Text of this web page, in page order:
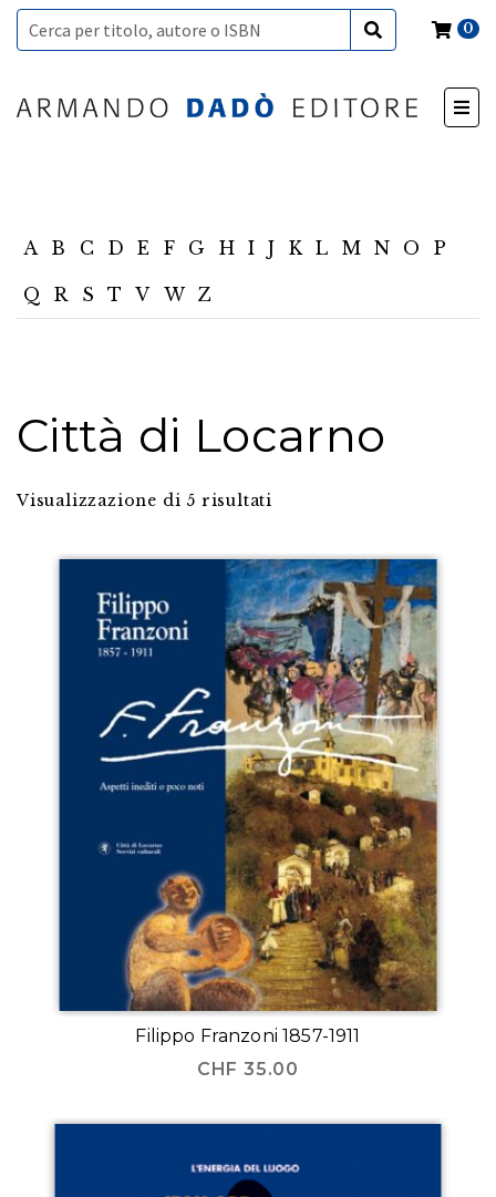
0
A B C D E F G H I J K L M N O P
Q R S T V W Z
Città di Locarno
Visualizzazione di 5 risultati
Filippo Franzoni 1857-1911
CHF 35.00